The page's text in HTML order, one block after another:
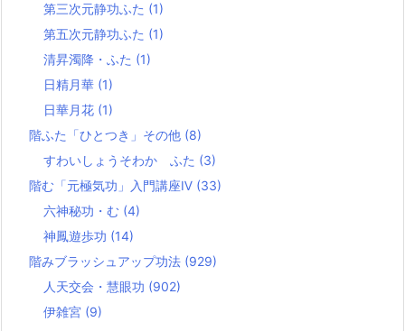
第三次元静功ふた (1)
第五次元静功ふた (1)
清昇濁降・ふた (1)
日精月華 (1)
日華月花 (1)
階ふた「ひとつき」その他 (8)
すわいしょうそわか ふた (3)
階む「元極気功」入門講座Ⅳ (33)
六神秘功・む (4)
神鳳遊歩功 (14)
階みブラッシュアップ功法 (929)
人天交会・慧眼功 (902)
伊雑宮 (9)